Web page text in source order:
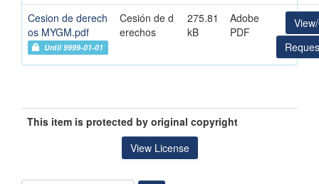
Cesion de derech
os MYGM.pdf
Until 9999-01-01
Cesión de d
erechos
275.81
kB
Adobe
PDF
This item is protected by original copyright
View License